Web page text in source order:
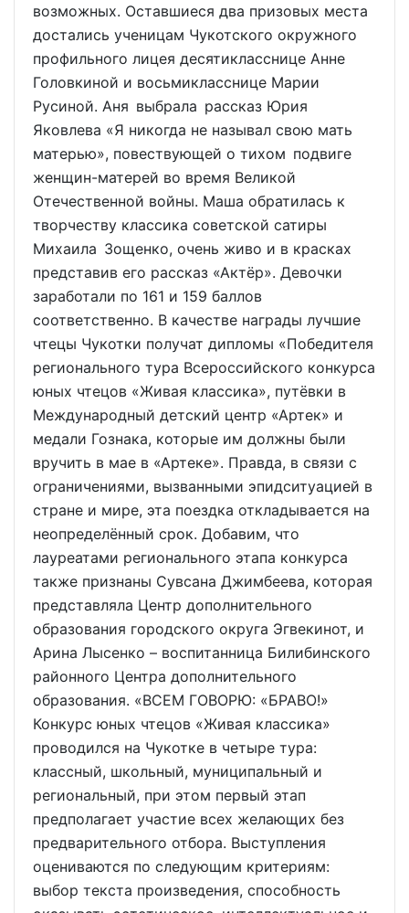
возможных. Оставшиеся два призовых места
достались ученицам Чукотского окружного
профильного лицея десятикласснице Анне
Головкиной и восьмикласснице Марии
Русиной. Аня выбрала рассказ Юрия
Яковлева «Я никогда не называл свою мать
матерью», повествующей о тихом подвиге
женщин-матерей во время Великой
Отечественной войны. Маша обратилась к
творчеству классика советской сатиры
Михаила Зощенко, очень живо и в красках
представив его рассказ «Актёр». Девочки
заработали по 161 и 159 баллов
соответственно. В качестве награды лучшие
чтецы Чукотки получат дипломы «Победителя
регионального тура Всероссийского конкурса
юных чтецов «Живая классика», путёвки в
Международный детский центр «Артек» и
медали Гознака, которые им должны были
вручить в мае в «Артеке». Правда, в связи с
ограничениями, вызванными эпидситуацией в
стране и мире, эта поездка откладывается на
неопределённый срок. Добавим, что
лауреатами регионального этапа конкурса
также признаны Сувсана Джимбеева, которая
представляла Центр дополнительного
образования городского округа Эгвекинот, и
Арина Лысенко – воспитанница Билибинского
районного Центра дополнительного
образования. «ВСЕМ ГОВОРЮ: «БРАВО!»
Конкурс юных чтецов «Живая классика»
проводился на Чукотке в четыре тура:
классный, школьный, муниципальный и
региональный, при этом первый этап
предполагает участие всех желающих без
предварительного отбора. Выступления
оцениваются по следующим критериям:
выбор текста произведения, способность